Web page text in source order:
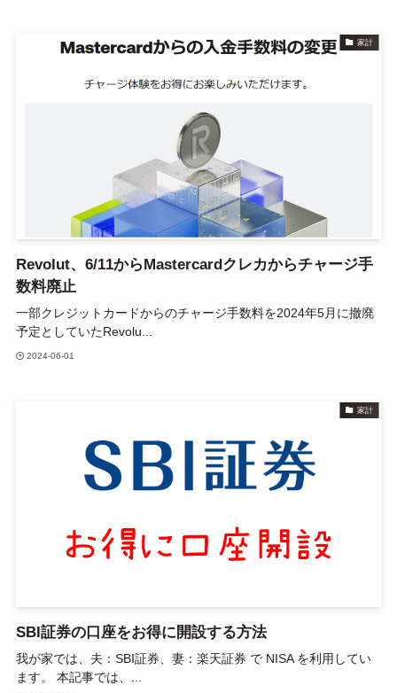
家計
Revolut、6/11からMastercardクレカからチャージ手
数料廃止
一部クレジットカードからのチャージ手数料を2024年5月に撤廃
予定としていたRevolu...
2024-06-01
家計
SBI証券の口座をお得に開設する方法
我が家では、夫：SBI証券、妻：楽天証券 で NISA を利用してい
ます。 本記事では、...